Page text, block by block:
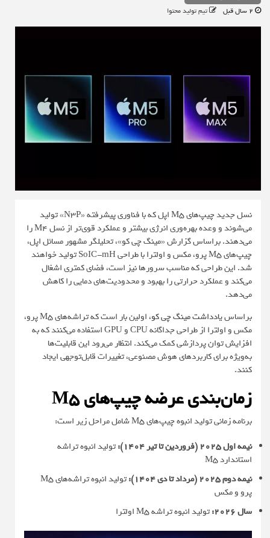
تیم تولید محتوا
نسل جدید چیپ‌های M5 اپل که با فناوری پیشرفته «N3P» تولید
می‌شوند و وعده بهره‌وری انرژی بیشتر و عملکرد قوی‌تر از نسل M4 را
می‌دهند. براساس گزارش «مینگ چی کو»، تحلیلگر مشهور مسائل اپل،
چیپ‌های M5 پرو، مکس و اولترا با طراحی SoIC-mH تولید خواهند
شد. این طراحی که مناسب سرورها نیز است، فضای کمتری اشغال
می‌کند و عملکرد حرارتی را بهبود و محدودیت‌های دمایی را کاهش
می‌دهد.
براساسیادداشت مینگ چی کو
، اولین بار است که تراشه‌های M5 پرو،
مکس و اولترا از طراحی جداگانه CPU و GPU استفاده می‌کنند که به
افزایش توان پردازشی کمک می‌کند. انتظار می‌رود این قابلیت‌ها
به‌ویژه برای کاربردهای هوش مصنوعی، تغییرات قابل‌توجهی ایجاد
کنند.
زمان‌بندی عرضه چیپ‌های M5
برنامه زمانی تولید انبوه چیپ‌های M5 شامل مراحل زیر است:
نیمه اول 2025 (فروردین تا تیر 1404):
تولید انبوه تراشه
استاندارد M5
نیمه دوم 2025
(مرداد تا دی 1404):
تولید انبوه تراشه‌های M5
پرو و مکس
سال 2026:
تولید انبوه تراشه M5 اولترا